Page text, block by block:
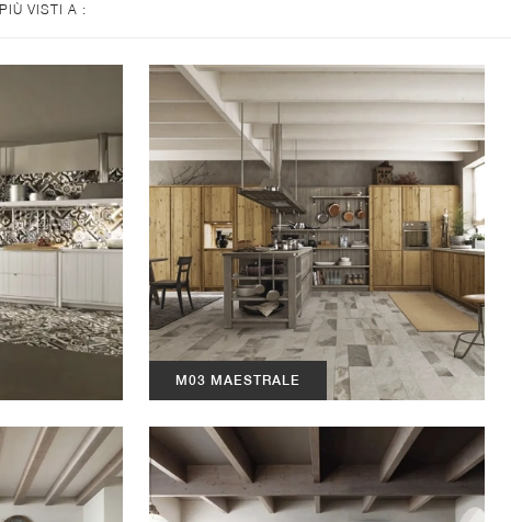
VISTI A :
M03 MAESTRALE